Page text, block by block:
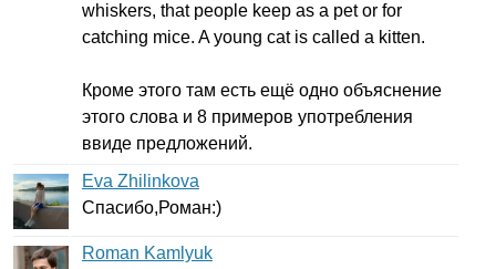
whiskers, that people keep as a pet or for
catching mice. A young cat is called a kitten.
Кроме этого там есть ещё одно объяснение
этого слова и 8 примеров употребления
ввиде предложений.
Eva Zhilinkova
Спасибо,Роман:)
Roman Kamlyuk